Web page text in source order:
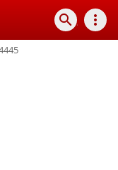
search more_vert